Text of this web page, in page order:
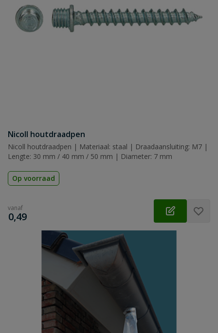
Nicoll houtdraadpen
Nicoll houtdraadpen | Materiaal: staal | Draadaansluiting: M7 |
Lengte: 30 mm / 40 mm / 50 mm | Diameter: 7 mm
Op voorraad
vanaf
€
0,49